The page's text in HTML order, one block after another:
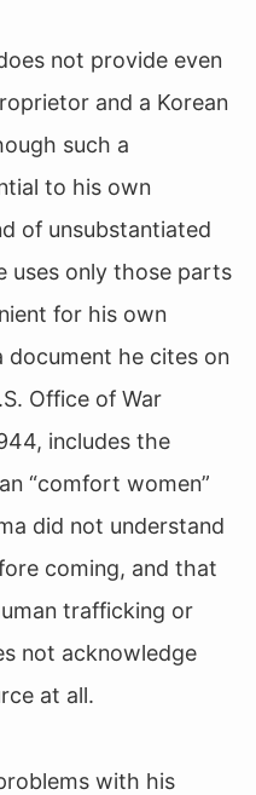
not provide even
and a Korean
such a
to his own
of unsubstantiated
uses only those parts
for his own
document he cites on
Office of War
includes the
“comfort women”
did not understand
coming, and that
trafficking or
not acknowledge
at all.
with his